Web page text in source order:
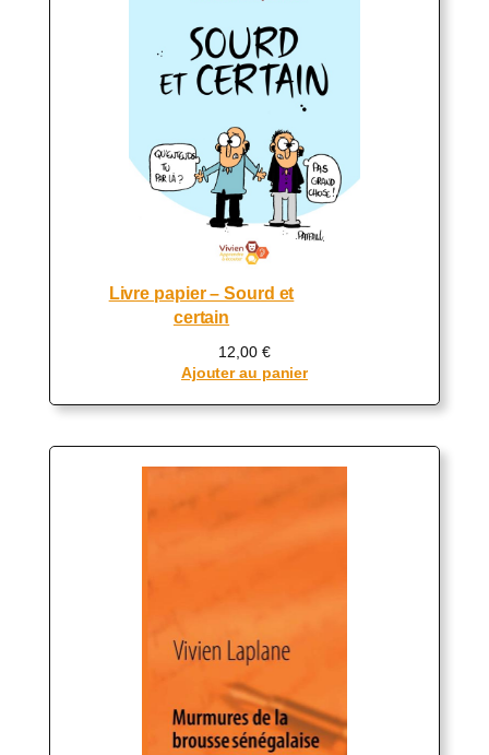
Livre papier – Sourd et
certain
12,00 €
Ajouter au panier